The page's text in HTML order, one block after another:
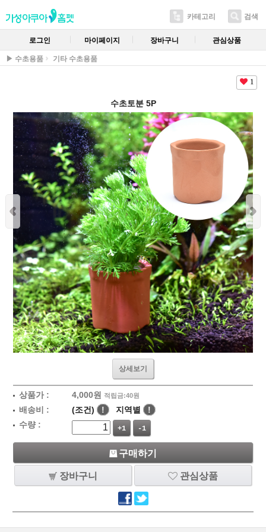
카테고리 검색
로그인 마이페이지 장바구니 관심상품
▶ 수초용품 기타 수초용품
1
수초토분 5P
상세보기
상품가 : 4,000원 적립금:40원
배송비 : (조건) ! 지역별
!
수량 :
+1 -1
구매하기
장바구니 관심상품